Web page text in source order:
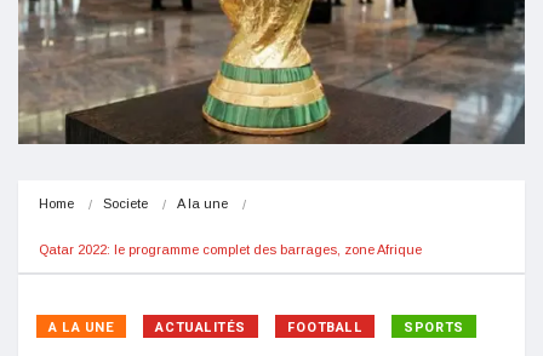
Home Societe A la une
Qatar 2022: le programme complet des barrages, zone Afrique
A LA UNE ACTUALITÉS FOOTBALL SPORTS